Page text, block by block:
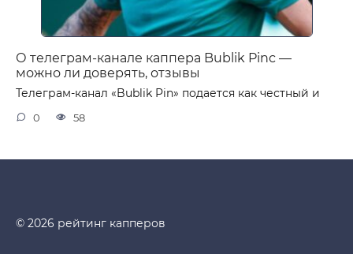
О телеграм-канале каппера Bublik Pinс —
можно ли доверять, отзывы
Телеграм-канал «Bublik Pin» подается как честный и
0 58
© 2026 рейтинг капперов